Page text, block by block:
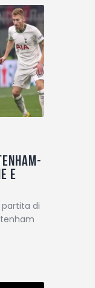
e
partita di